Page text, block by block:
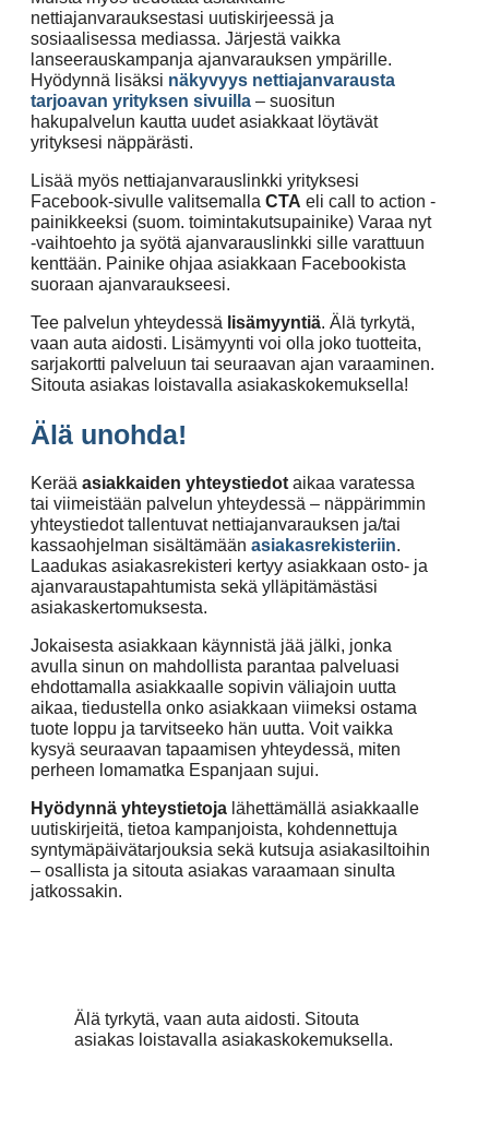
nettiajanvarauksestasi uutiskirjeessä ja
sosiaalisessa mediassa. Järjestä vaikka
lanseerauskampanja ajanvarauksen ympärille.
Hyödynnä lisäksi näkyvyys nettiajanvarausta
tarjoavan yrityksen sivuilla – suositun
hakupalvelun kautta uudet asiakkaat löytävät
yrityksesi näppärästi.
Lisää myös nettiajanvarauslinkki yrityksesi
Facebook-sivulle valitsemalla CTA eli call to action -
painikkeeksi (suom. toimintakutsupainike) Varaa nyt
-vaihtoehto ja syötä ajanvarauslinkki sille varattuun
kenttään. Painike ohjaa asiakkaan Facebookista
suoraan ajanvaraukseesi.
Tee palvelun yhteydessä lisämyyntiä. Älä tyrkytä,
vaan auta aidosti. Lisämyynti voi olla joko tuotteita,
sarjakortti palveluun tai seuraavan ajan varaaminen.
Sitouta asiakas loistavalla asiakaskokemuksella!
Älä unohda!
Kerää asiakkaiden yhteystiedot aikaa varatessa
tai viimeistään palvelun yhteydessä – näppärimmin
yhteystiedot tallentuvat nettiajanvarauksen ja/tai
kassaohjelman sisältämään asiakasrekisteriin.
Laadukas asiakasrekisteri kertyy asiakkaan osto- ja
ajanvaraustapahtumista sekä ylläpitämästäsi
asiakaskertomuksesta.
Jokaisesta asiakkaan käynnistä jää jälki, jonka
avulla sinun on mahdollista parantaa palveluasi
ehdottamalla asiakkaalle sopivin väliajoin uutta
aikaa, tiedustella onko asiakkaan viimeksi ostama
tuote loppu ja tarvitseeko hän uutta. Voit vaikka
kysyä seuraavan tapaamisen yhteydessä, miten
perheen lomamatka Espanjaan sujui.
Hyödynnä yhteystietoja lähettämällä asiakkaalle
uutiskirjeitä, tietoa kampanjoista, kohdennettuja
syntymäpäivätarjouksia sekä kutsuja asiakasiltoihin
– osallista ja sitouta asiakas varaamaan sinulta
jatkossakin.
Älä tyrkytä, vaan auta aidosti. Sitouta
asiakas loistavalla asiakaskokemuksella.